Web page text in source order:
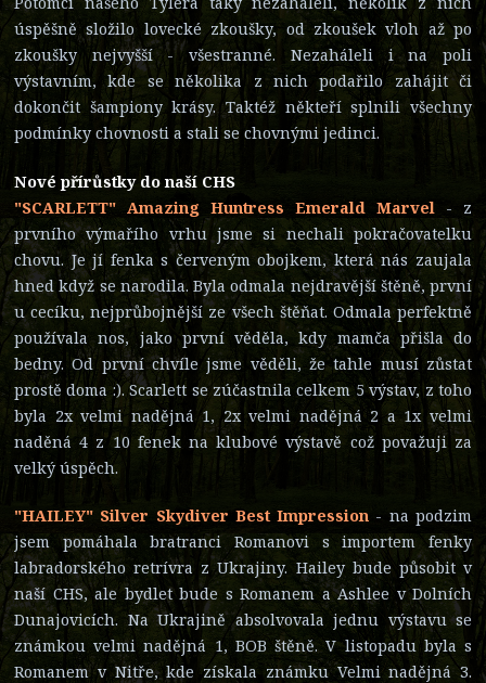
úspěšně složilo lovecké zkoušky, od zkoušek vloh až po
zkoušky nejvyšší - všestranné. Nezaháleli i na poli
výstavním, kde se několika z nich podařilo zahájit či
dokončit šampiony krásy. Taktéž někteří splnili všechny
podmínky chovnosti a stali se chovnými jedinci.
Nové přírůstky do naší CHS
"SCARLETT" Amazing Huntress Emerald Marvel - z
prvního výmařího vrhu jsme si nechali pokračovatelku
chovu. Je jí fenka s červeným obojkem, která nás zaujala
hned když se narodila. Byla odmala nejdravější štěně, první
u cecíku, nejprůbojnější ze všech štěňat. Odmala perfektně
používala nos, jako první věděla, kdy mamča přišla do
bedny. Od první chvíle jsme věděli, že tahle musí zůstat
prostě doma :). Scarlett se zúčastnila celkem 5 výstav, z toho
byla 2x velmi nadějná 1, 2x velmi nadějná 2 a 1x velmi
naděná 4 z 10 fenek na klubové výstavě což považuji za
velký úspěch.
"HAILEY" Silver Skydiver Best Impression - na podzim
jsem pomáhala bratranci Romanovi s importem fenky
labradorského retrívra z Ukrajiny. Hailey bude působit v
naší CHS, ale bydlet bude s Romanem a Ashlee v Dolních
Dunajovicích. Na Ukrajině absolvovala jednu výstavu se
známkou velmi nadějná 1, BOB štěně. V listopadu byla s
Romanem v Nitře, kde získala známku Velmi nadějná 3.